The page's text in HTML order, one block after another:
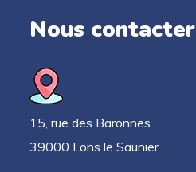
Nous contacter
15, rue des Baronnes
39000 Lons le Saunier